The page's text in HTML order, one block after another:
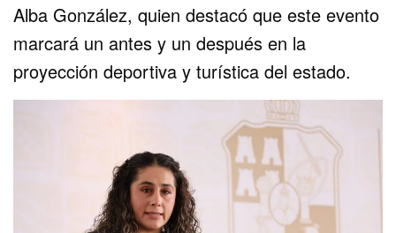
Alba González, quien destacó que este evento
marcará un antes y un después en la
proyección deportiva y turística del estado.